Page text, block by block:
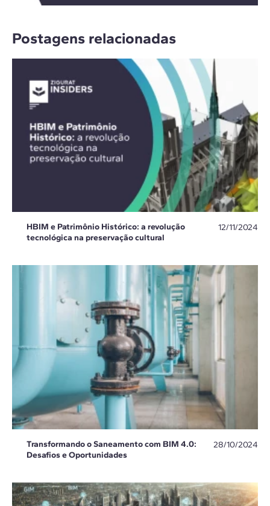
Postagens relacionadas
HBIM e Patrimônio Histórico: a revolução
tecnológica na preservação cultural
12/11/2024
Transformando o Saneamento com BIM 4.0:
Desafios e Oportunidades
28/10/2024